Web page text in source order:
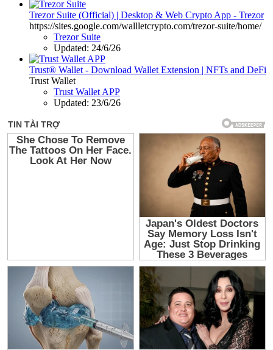
Trezor Suite (Official) | Desktop & Web Crypto App - Trezor
https://sites.google.com/wallletcrypto.com/trezor-suite/home/
Trezor Suite
Updated: 24/6/26
Trust® Wallet - Download Wallet Extension | NFTs and DeFi
Trust Wallet
Trust Wallet APP
Updated: 23/6/26